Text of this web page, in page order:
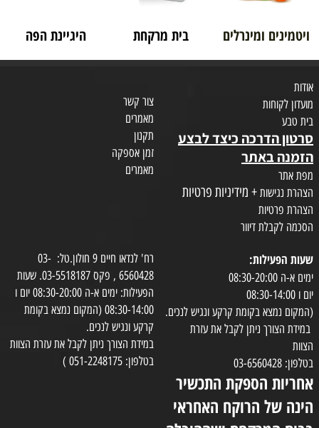
ויטמינים ומינרלים בית מרקחת היגיינת הפה
אודות
מועדון לקוחות
בית טבע
סרטון הדרכה כיצד לבצע
הזמנה באתר
מפת אתר
הצהרת נגישות + מידיניות פרטיות
הצהרת פרטיות
הסכמה לקבלת דיוור
צור קשר
מאמרים
תקנון
זמן אספקה
מאמרים
שעות הפעילות:
ימים א-ה 08:30-20:00
יום ו 08:30-14:00
(המקום נמצא בקומת קרקע ונגיש לנכים.
במידת הצורך ניתן לקבל את עזרת
הצוות
בטלפון: 03-6560428
אחריות הספקת התכשיר
הינה של הרוקח האחראי
רח' לנדאו חיים 9 חולון.טל: 03-
6560428 , פקס 03-5518187. שעות
הפעילות: ימים א-ה 08:30-20:00 יום ו
08:30-14:00 (המקום נמצא בקומת
קרקע ונגיש לנכים.
במידת הצורך ניתן לקבל את עזרת הצוות
בטלפון: 051-2248175 )